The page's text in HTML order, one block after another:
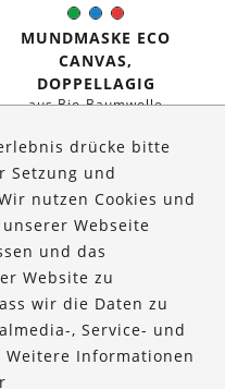
GrünBlauRot
Farbe:
MUNDMASKE ECO
CANVAS,
DOPPELLAGIG
aus Bio-Baumwolle
drücke bitte
Setzung und
nutzen Cookies und
Webseite
und das
Website zu
wir die Daten zu
, Service- und
Informationen